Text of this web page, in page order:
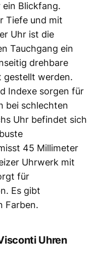
ein Blickfang.
Tiefe und mit
Uhr ist die
Tauchgang ein
drehbare
gestellt werden.
Indexe sorgen für
bei schlechten
Uhr befindet sich
45 Millimeter
Uhrwerk mit
für
Es gibt
Farben.
Uhren